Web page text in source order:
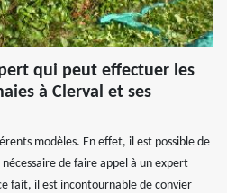
qui peut effectuer les
à Clerval et ses
modèles. En effet, il est possible de
de faire appel à un expert
fait, il est incontournable de convier